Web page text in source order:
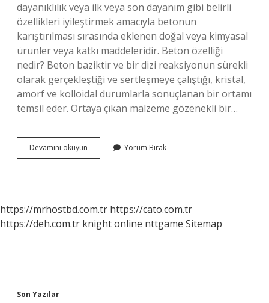
dayanıklılık veya ilk veya son dayanım gibi belirli
özellikleri iyileştirmek amacıyla betonun
karıştırılması sırasında eklenen doğal veya kimyasal
ürünler veya katkı maddeleridir. Beton özelliği
nedir? Beton baziktir ve bir dizi reaksiyonun sürekli
olarak gerçekleştiği ve sertleşmeye çalıştığı, kristal,
amorf ve kolloidal durumlarla sonuçlanan bir ortamı
temsil eder. Ortaya çıkan malzeme gözenekli bir…
Devamını okuyun Betonun
Avantajları
Yorum Bırak
https://mrhostbd.com.tr https://cato.com.tr
https://deh.com.tr knight online nttgame Sitemap
Son Yazılar